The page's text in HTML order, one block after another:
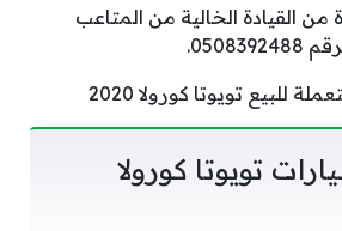
القيادة الخالية من المتاعب
تويوتا كورولا